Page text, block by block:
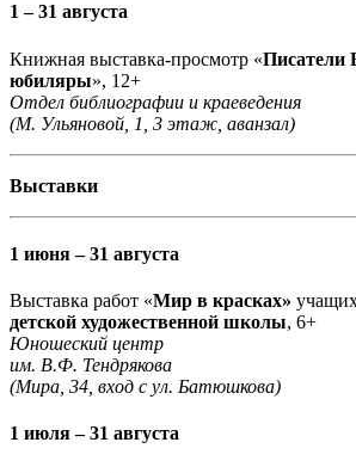
1 – 31 августа
Книжная выставка-просмотр «Писатели
юбиляры», 12+
Отдел библиографии и краеведения
(М. Ульяновой, 1, 3 этаж, аванзал)
Выставки
1 июня – 31 августа
Выставка работ «Мир в красках»
детской художественной школы, 6+
Юношеский центр
им. В.Ф. Тендрякова
(Мира, 34, вход с ул. Батюшкова)
1 июля – 31 августа